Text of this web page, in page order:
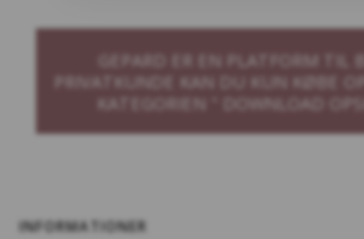
GEPARD ER EN PLATFORM TIL
PRIVATKUNDE KAN DU KUN KØBE
KATEGORIEN " DOWNLOAD
INFORMATIONER